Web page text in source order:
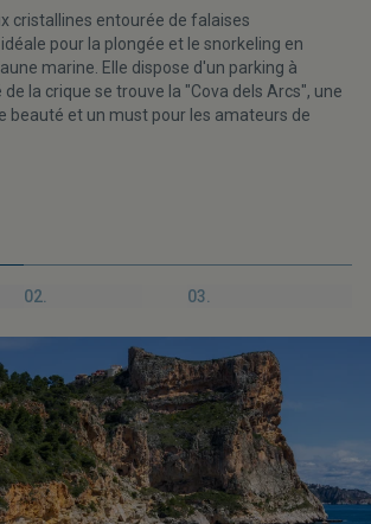
cristallines entourée de falaises
pour la plongée et le snorkeling en
marine. Elle dispose d'un parking à
la crique se trouve la "Cova dels Arcs", une
beauté et un must pour les amateurs de
02. 03.